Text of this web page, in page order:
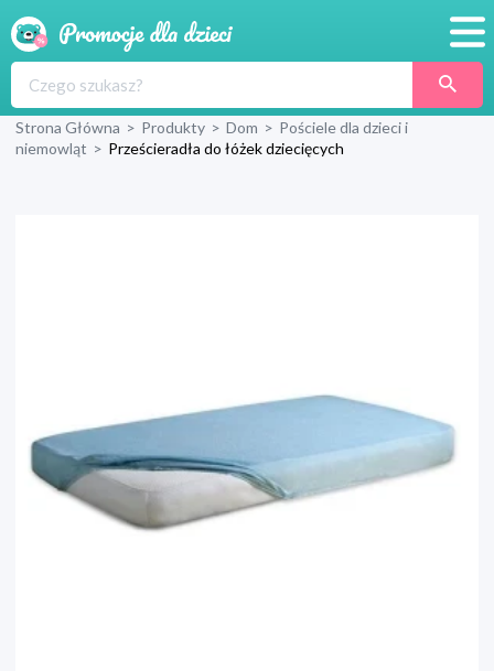
Produkty
Strona Główna > Produkty > Dom > Pościele dla dzieci i
niemowląt > Prześcieradła do łóżek dziecięcych